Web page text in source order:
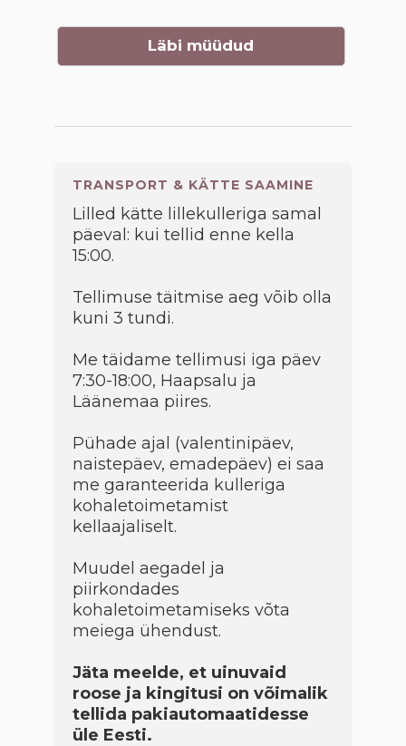
Läbi müüdud
TRANSPORT & KÄTTE SAAMINE
Lilled kätte lillekulleriga samal
päeval: kui tellid enne kella
15:00.
Tellimuse täitmise aeg võib olla
kuni 3 tundi.
Me täidame tellimusi iga päev
7:30-18:00, Haapsalu ja
Läänemaa piires.
Pühade ajal (valentinipäev,
naistepäev, emadepäev) ei saa
me garanteerida kulleriga
kohaletoimetamist
kellaajaliselt.
Muudel aegadel ja
piirkondades
kohaletoimetamiseks võta
meiega ühendust.
Jäta meelde, et uinuvaid
roose ja kingitusi on võimalik
tellida pakiautomaatidesse
üle Eesti.